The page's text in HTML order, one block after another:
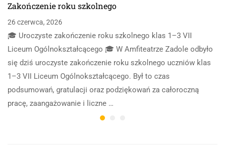
Zakończenie roku szkolnego
26 czerwca, 2026
🎓 Uroczyste zakończenie roku szkolnego klas 1–3 VII
Liceum Ogólnokształcącego 🎓 W Amfiteatrze Zadole odbyło
się dziś uroczyste zakończenie roku szkolnego uczniów klas
1–3 VII Liceum Ogólnokształcącego. Był to czas
podsumowań, gratulacji oraz podziękowań za całoroczną
pracę, zaangażowanie i liczne …